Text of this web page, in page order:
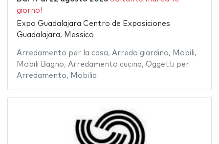
giorno!
Expo Guadalajara Centro de Exposiciones
Guadalajara, Messico
Arredamento per la casa, Arredo giardino, Mobili,
Mobili Bagno, Arredamento cucina, Oggetti per
Arredamento, Mobilia